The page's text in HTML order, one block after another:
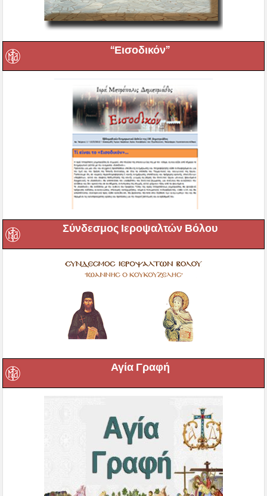
“Εισοδικόν”
Σύνδεσμος Ιεροψαλτών Βόλου
Αγία Γραφή